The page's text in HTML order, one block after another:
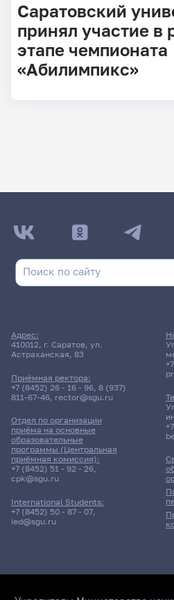
Саратовский
принял участие в
этапе чемпионата
«Абилимпикс»
Адрес:
410012, г. Саратов, ул.
Астраханская, 83
Приёмная ректора:
+7 (8452) 26 - 16 - 96, 8 (937)
811-67-46, rector@sgu.ru
Отдел по организации
приёма на основные
образовательные
программы (Центральная
приёмная комиссия):
+7 (8452) 51 - 92 - 26,
cpk@sgu.ru
International Students:
+7 (8452) 50 - 87 - 07,
ied@sgu.ru